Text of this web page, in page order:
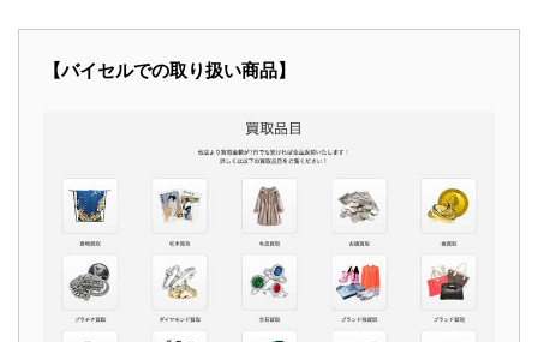
【バイセルでの取り扱い商品】